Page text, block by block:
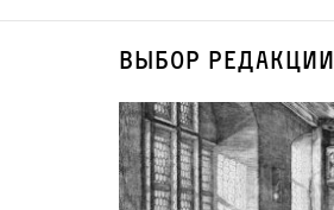
Выбор редакции